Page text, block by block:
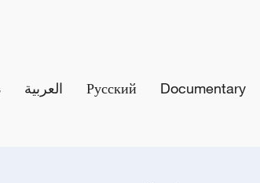
العربية Русский Documentary